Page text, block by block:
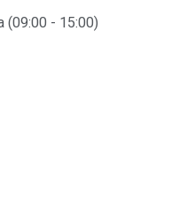
(09:00 - 15:00)